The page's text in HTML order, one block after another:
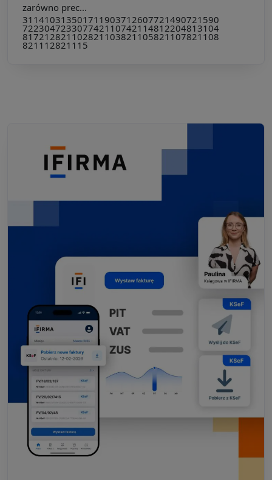
zarówno prec...
311410313501711903712607721490721590
722304723307742110742114812204813104
817212821102821103821105821107821108
821112821115